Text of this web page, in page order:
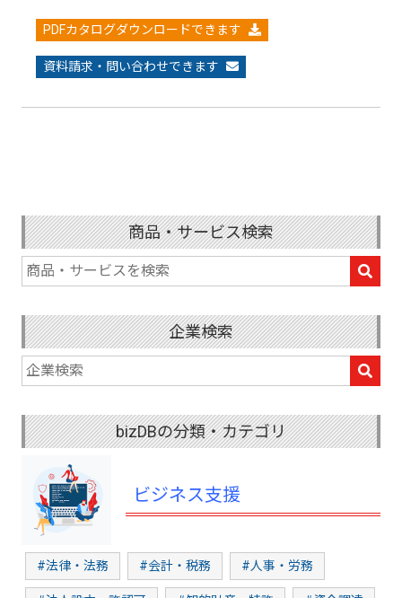
PDFカタログダウンロードできます
資料請求・問い合わせできます
商品・サービス検索
企業検索
bizDBの分類・カテゴリ
ビジネス支援
#法律・法務 #会計・税務 #人事・労務